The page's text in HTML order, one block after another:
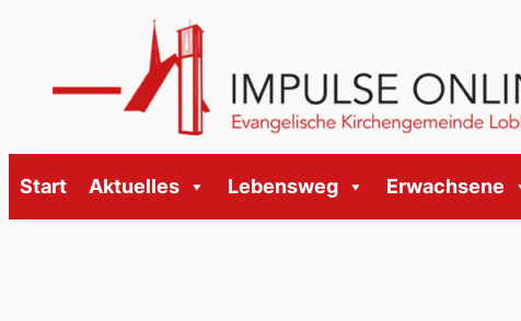
springen
Start Aktuelles Lebensweg Erwachsene